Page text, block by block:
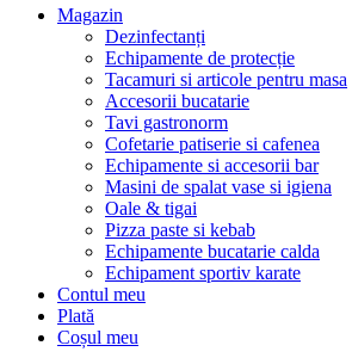
Magazin
Dezinfectanți
Echipamente de protecție
Tacamuri si articole pentru masa
Accesorii bucatarie
Tavi gastronorm
Cofetarie patiserie si cafenea
Echipamente si accesorii bar
Masini de spalat vase si igiena
Oale & tigai
Pizza paste si kebab
Echipamente bucatarie calda
Echipament sportiv karate
Contul meu
Plată
Coșul meu